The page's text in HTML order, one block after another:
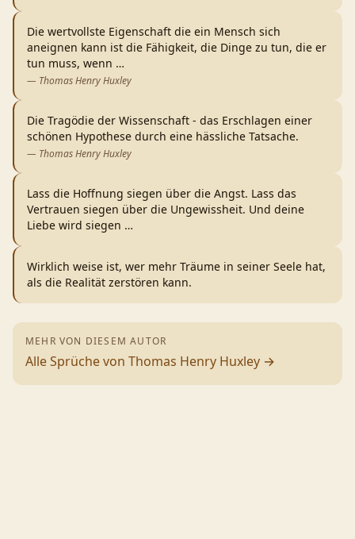
Die wertvollste Eigenschaft die ein Mensch sich
aneignen kann ist die Fähigkeit, die Dinge zu tun, die er
tun muss, wenn …
— Thomas Henry Huxley
Die Tragödie der Wissenschaft - das Erschlagen einer
schönen Hypothese durch eine hässliche Tatsache.
— Thomas Henry Huxley
Lass die Hoffnung siegen über die Angst. Lass das
Vertrauen siegen über die Ungewissheit. Und deine
Liebe wird siegen …
Wirklich weise ist, wer mehr Träume in seiner Seele hat,
als die Realität zerstören kann.
MEHR VON DIESEM AUTOR
Alle Sprüche von Thomas Henry Huxley →